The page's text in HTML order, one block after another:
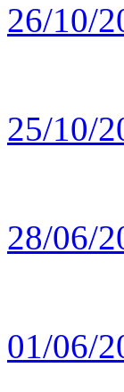
26/10/
25/10/
28/06/
01/06/